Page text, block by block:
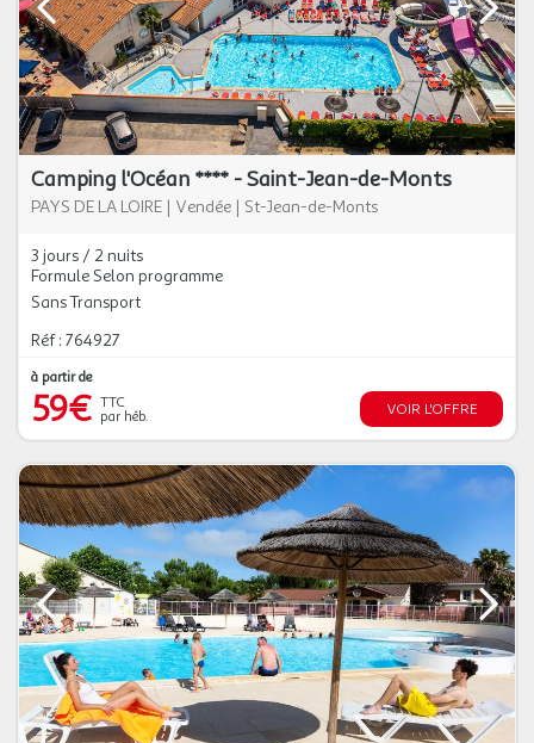
Camping l'Océan **** - Saint-Jean-de-Monts
PAYS DE LA LOIRE | Vendée | St-Jean-de-Monts
3 jours / 2 nuits
Formule Selon programme
Sans Transport
Réf : 764927
à partir de
59€ TTC
par héb.
VOIR L'OFFRE